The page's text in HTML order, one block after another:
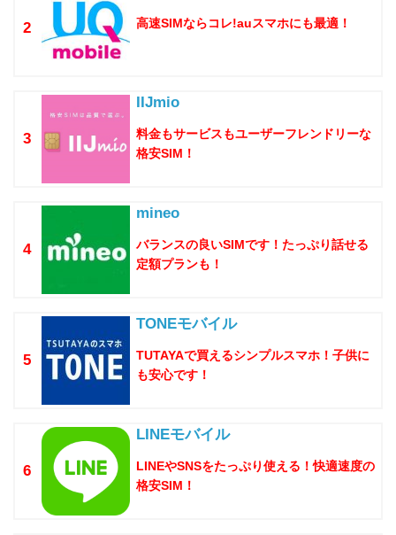
2 高速SIMならコレ!auスマホにも最適！
3
IIJmio
料金もサービスもユーザーフレンドリーな
格安SIM！
4
mineo
バランスの良いSIMです！たっぷり話せる
定額プランも！
5
TONEモバイル
TUTAYAで買えるシンプルスマホ！子供に
も安心です！
6
LINEモバイル
LINEやSNSをたっぷり使える！快適速度の
格安SIM！